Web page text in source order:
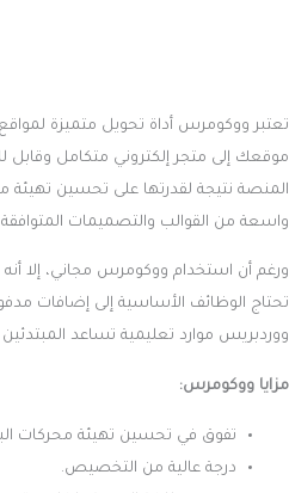
تعتبر ووكومرس أداة تحويل متميزة
موقعك إلى متجر إلكتروني متكامل
المنصة نتيجة لقدرتها على تحسين تهيئة
واسعة من القوالب والتصميمات
ورغم أن استخدام ووكومرس مجاني، إلا
تحتاج الوظائف الأساسية إلى إضافات
ووردبريس موارد تعليمية تساعد
مزايا ووكومرس:
تفوق في تحسين تهيئة محركات
درجة عالية من التخصيص.